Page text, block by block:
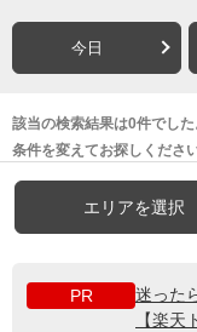
今日
該当の検索結果は0件でした
条件を変えてお探しください
エリアを選択
PR
迷った
【楽天